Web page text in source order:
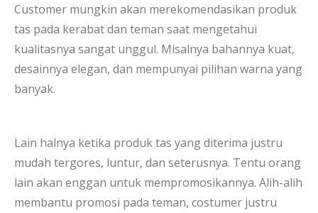
Customer mungkin akan merekomendasikan produk
tas pada kerabat dan teman saat mengetahui
kualitasnya sangat unggul. Misalnya bahannya kuat,
desainnya elegan, dan mempunyai pilihan warna yang
banyak.
Lain halnya ketika produk tas yang diterima justru
mudah tergores, luntur, dan seterusnya. Tentu orang
lain akan enggan untuk mempromosikannya. Alih-alih
membantu promosi pada teman, costumer justru